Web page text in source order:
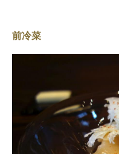
前冷菜